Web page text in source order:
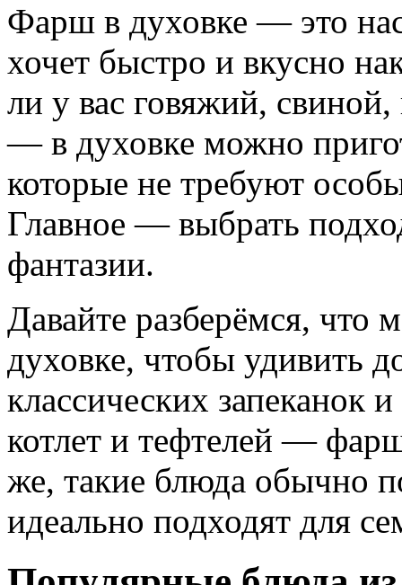
Фарш в духовке — это
хочет быстро и вкусно
ли у вас говяжий,
— в духовке можно
которые не требуют
Главное — выбрать
фантазии.
Давайте разберёмся, что
духовке, чтобы удивить
классических запеканок
котлет и тефтелей —
же, такие блюда обычно
идеально подходят для